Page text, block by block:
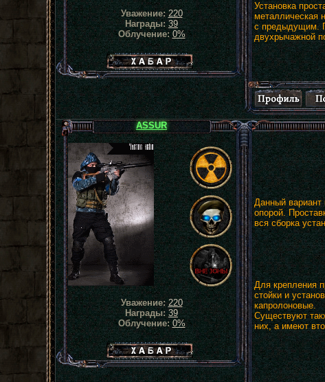
Установка
металлическая
с предыдущим.
двухрычажной
Уважение:220
Награды: 39
Облучение:0%
Хабар сталкера
Данный вариант
опорой.
вся сборка
Для крепления
стойки и
капролоновые.
Существуют
них, а имеют
ASSUR
Уважение:220
Награды: 39
Облучение:0%
Хабар сталкера